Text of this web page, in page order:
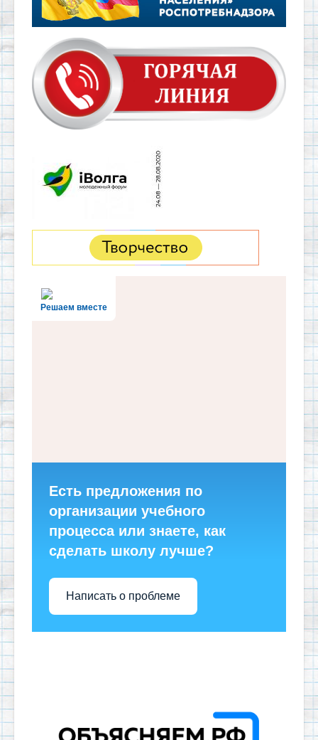
Решаем вместе
Есть предложения по
организации учебного
процесса или знаете, как
сделать школу лучше?
Написать о проблеме